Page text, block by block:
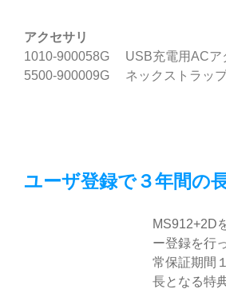
アクセサリ
1010-900058G USB充電用ACア
5500-900009G ネックストラッ
ユーザ登録で３年間の
MS912+2D
ー登録を行
常保証期間
長となる特